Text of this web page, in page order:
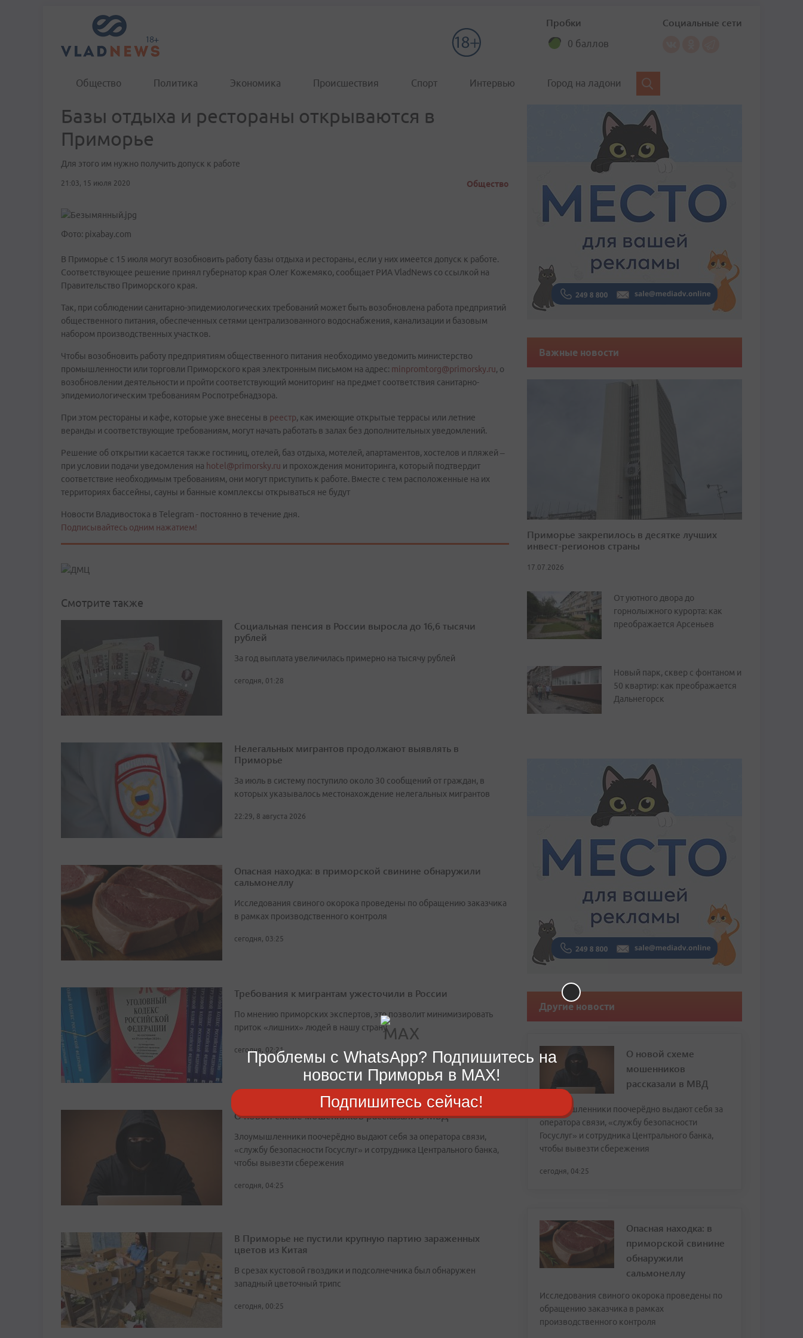
Пробки
0 баллов
Социальные сети
Общество Политика Экономика Происшествия Спорт Интервью Город на ладони
Базы отдыха и рестораны открываются в
Приморье
Для этого им нужно получить допуск к работе
21:03, 15 июля 2020 Общество
Фото: pixabay.com
В Приморье с 15 июля могут возобновить работу базы отдыха и рестораны, если у них имеется допуск к работе.
Соответствующее решение принял губернатор края Олег Кожемяко, сообщает РИА VladNews со ссылкой на
Правительство Приморского края.
Так, при соблюдении санитарно-эпидемиологических требований может быть возобновлена работа предприятий
общественного питания, обеспеченных сетями централизованного водоснабжения, канализации и базовым
набором производственных участков.
Чтобы возобновить работу предприятиям общественного питания необходимо уведомить министерство
промышленности или торговли Приморского края электронным письмом на адрес: minpromtorg@primorsky.ru, о
возобновлении деятельности и пройти соответствующий мониторинг на предмет соответствия санитарно-
эпидемиологическим требованиям Роспотребнадзора.
При этом рестораны и кафе, которые уже внесены в реестр, как имеющие открытые террасы или летние
веранды и соответствующие требованиям, могут начать работать в залах без дополнительных уведомлений.
Решение об открытии касается также гостиниц, отелей, баз отдыха, мотелей, апартаментов, хостелов и пляжей –
при условии подачи уведомления на hotel@primorsky.ru и прохождения мониторинга, который подтвердит
соответствие необходимым требованиям, они могут приступить к работе. Вместе с тем расположенные на их
территориях бассейны, сауны и банные комплексы открываться не будут
Новости Владивостока в Telegram - постоянно в течение дня.
Подписывайтесь одним нажатием!
Смотрите также
Социальная пенсия в России выросла до 16,6 тысячи
рублей
За год выплата увеличилась примерно на тысячу рублей
сегодня, 01:28
Нелегальных мигрантов продолжают выявлять в
Приморье
За июль в систему поступило около 30 сообщений от граждан, в
которых указывалось местонахождение нелегальных мигрантов
22:29, 8 августа 2026
Опасная находка: в приморской свинине обнаружили
сальмонеллу
Исследования свиного окорока проведены по обращению заказчика
в рамках производственного контроля
сегодня, 03:25
Требования к мигрантам ужесточили в России
По мнению приморских экспертов, это позволит минимизировать
приток «лишних» людей в нашу страну
сегодня, 02:21
О новой схеме мошенников рассказали в МВД
Злоумышленники поочерёдно выдают себя за оператора связи,
«службу безопасности Госуслуг» и сотрудника Центрального банка,
чтобы вывезти сбережения
сегодня, 04:25
В Приморье не пустили крупную партию зараженных
цветов из Китая
В срезах кустовой гвоздики и подсолнечника был обнаружен
западный цветочный трипс
сегодня, 00:25
Важные новости
Приморье закрепилось в десятке лучших
инвест-регионов страны
17.07.2026
От уютного двора до
горнолыжного курорта: как
преображается Арсеньев
Новый парк, сквер с фонтаном и
50 квартир: как преображается
Дальнегорск
Другие новости
О новой схеме
мошенников
рассказали в МВД
Злоумышленники поочерёдно выдают себя за
оператора связи, «службу безопасности
Госуслуг» и сотрудника Центрального банка,
чтобы вывезти сбережения
сегодня, 04:25
Опасная находка: в
приморской свинине
обнаружили
сальмонеллу
Исследования свиного окорока проведены по
обращению заказчика в рамках
производственного контроля
Проблемы с WhatsApp? Подпишитесь на
новости Приморья в MAX!
Подпишитесь сейчас!